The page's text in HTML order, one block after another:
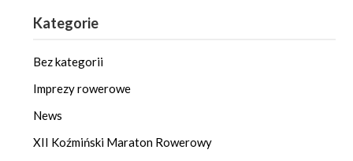
Kategorie
Bez kategorii
Imprezy rowerowe
News
XII Koźmiński Maraton Rowerowy